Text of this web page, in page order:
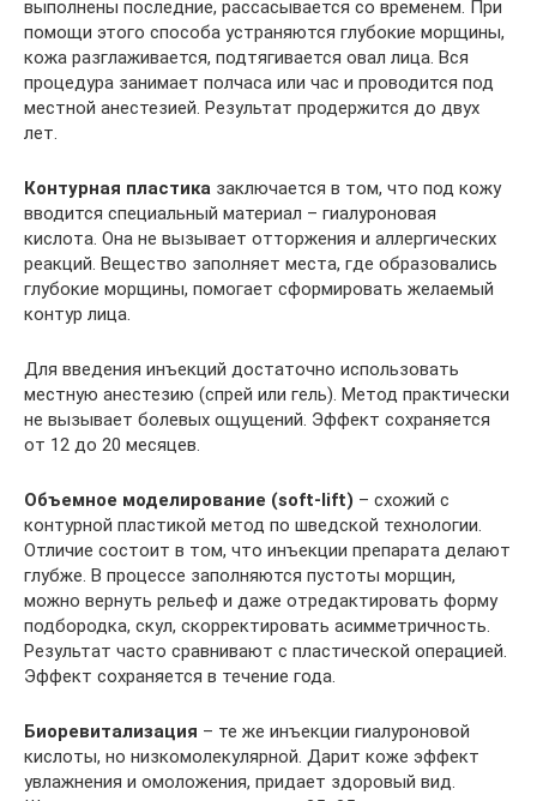
выполнены последние, рассасывается со временем. При
помощи этого способа устраняются глубокие морщины,
кожа разглаживается, подтягивается овал лица. Вся
процедура занимает полчаса или час и проводится под
местной анестезией. Результат продержится до двух
лет.
Контурная пластика заключается в том, что под кожу
вводится специальный материал – гиалуроновая
кислота. Она не вызывает отторжения и аллергических
реакций. Вещество заполняет места, где образовались
глубокие морщины, помогает сформировать желаемый
контур лица.
Для введения инъекций достаточно использовать
местную анестезию (спрей или гель). Метод практически
не вызывает болевых ощущений. Эффект сохраняется
от 12 до 20 месяцев.
Объемное моделирование (soft-lift) – схожий с
контурной пластикой метод по шведской технологии.
Отличие состоит в том, что инъекции препарата делают
глубже. В процессе заполняются пустоты морщин,
можно вернуть рельеф и даже отредактировать форму
подбородка, скул, скорректировать асимметричность.
Результат часто сравнивают с пластической операцией.
Эффект сохраняется в течение года.
Биоревитализация – те же инъекции гиалуроновой
кислоты, но низкомолекулярной. Дарит коже эффект
увлажнения и омоложения, придает здоровый вид.